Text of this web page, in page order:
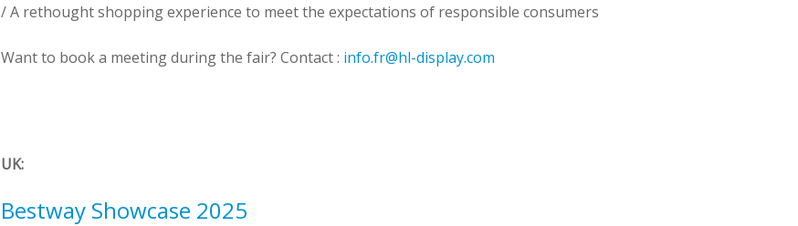
/ A rethought shopping experience to meet the expectations of responsible consumers
Want to book a meeting during the fair? Contact : info.fr@hl-display.com
UK:
Bestway Showcase 2025